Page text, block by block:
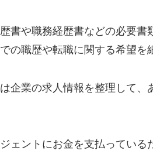
書や職務経歴書などの必要書
の職歴や転職に関する希望を
企業の求人情報を整理して、
ェントにお金を支払っている